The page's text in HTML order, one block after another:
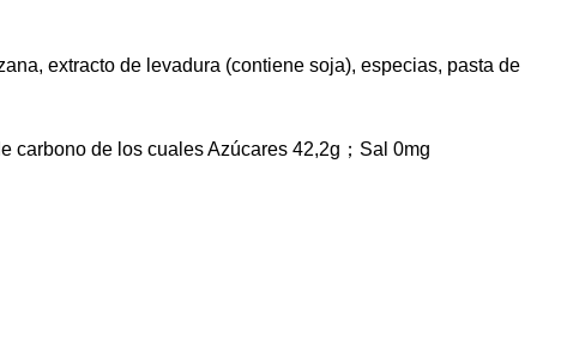
extracto de levadura (contiene soja), especias, pasta de
carbono de los cuales Azúcares 42,2g；Sal 0mg